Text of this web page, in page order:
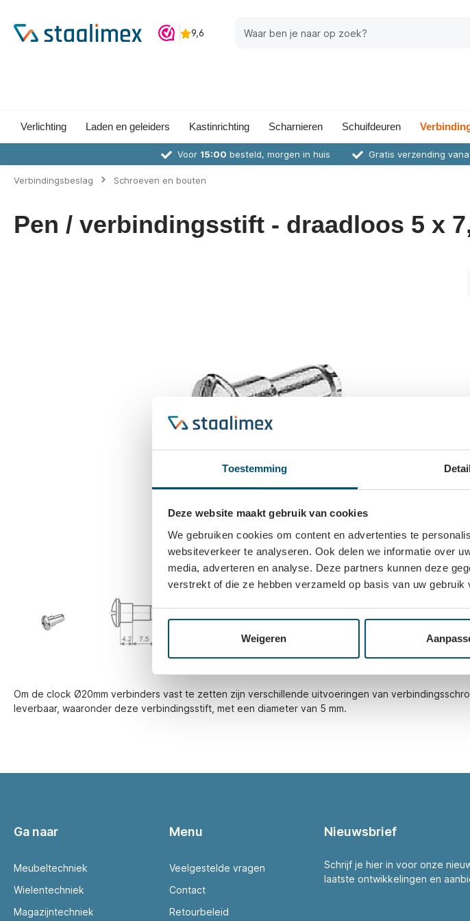
Toestemming
Deze website maakt gebruik van cookies
We gebruiken cookies om content en advertenties te
websiteverkeer te analyseren. Ook delen we informatie over
media, adverteren en analyse. Deze partners kunnen deze
verstrekt of die ze hebben verzameld op basis van uw gebruik
Weigeren
Verlichting Laden en geleiders Kastinrichting Scharnieren Schuifdeuren
Voor 15:00 besteld, morgen in huis Gratis verzending
Verbindingsbeslag Schroeven en bouten
Pen / verbindingsstift - draadloos 5 x
Om de clock Ø20mm verbinders vast te zetten zijn verschillende uitvoeringen van
leverbaar, waaronder deze verbindingsstift, met een diameter van 5 mm.
Nieuwsbrief
Schrijf je hier in voor onze
laatste ontwikkelingen en
Ga naar
Meubeltechniek
Wielentechniek
Magazijntechniek
Menu
Veelgestelde vragen
Contact
Retourbeleid